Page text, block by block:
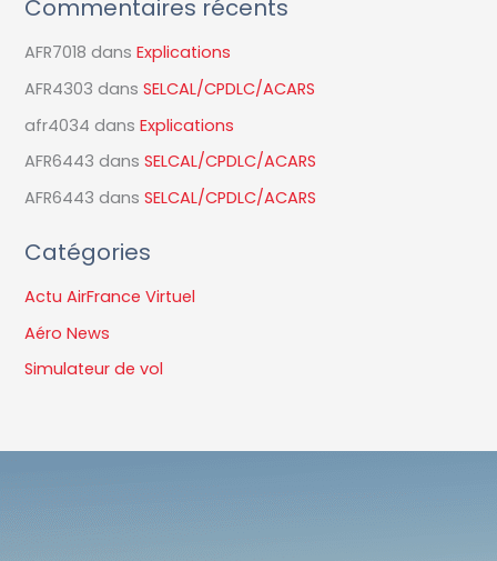
Commentaires récents
AFR7018 dansExplications
AFR4303 dansSELCAL/CPDLC/ACARS
afr4034 dansExplications
AFR6443 dansSELCAL/CPDLC/ACARS
AFR6443 dansSELCAL/CPDLC/ACARS
Catégories
Actu AirFrance Virtuel
Aéro News
Simulateur de vol